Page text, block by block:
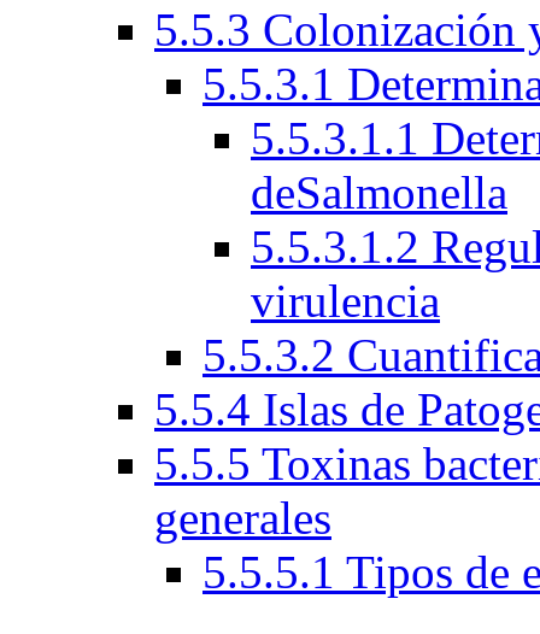
5.5.3 Colonización
5.5.3.1
5.5.3.1.1
deSalmonella
5.5.3.1.2
virulencia
5.5.3.2
5.5.4 Islas de
5.5.5 Toxinas
generales
5.5.5.1 Tipos de